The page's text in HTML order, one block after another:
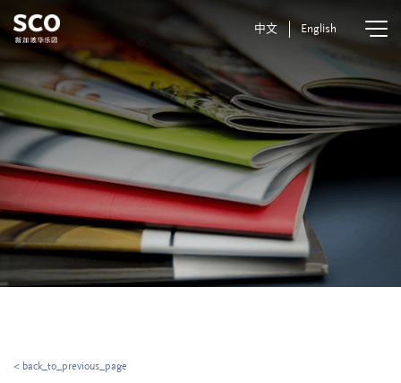
中文 English
< back_to_previous_page